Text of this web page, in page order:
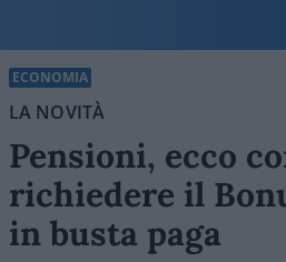
ECONOMIA
LA NOVITÀ
Pensioni, ecco
richiedere il
in busta paga